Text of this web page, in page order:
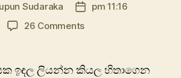
Sudaraka
Postpm 11:16
26 Commentson
ඉඳල ලියන්න කියල හිතාගෙන